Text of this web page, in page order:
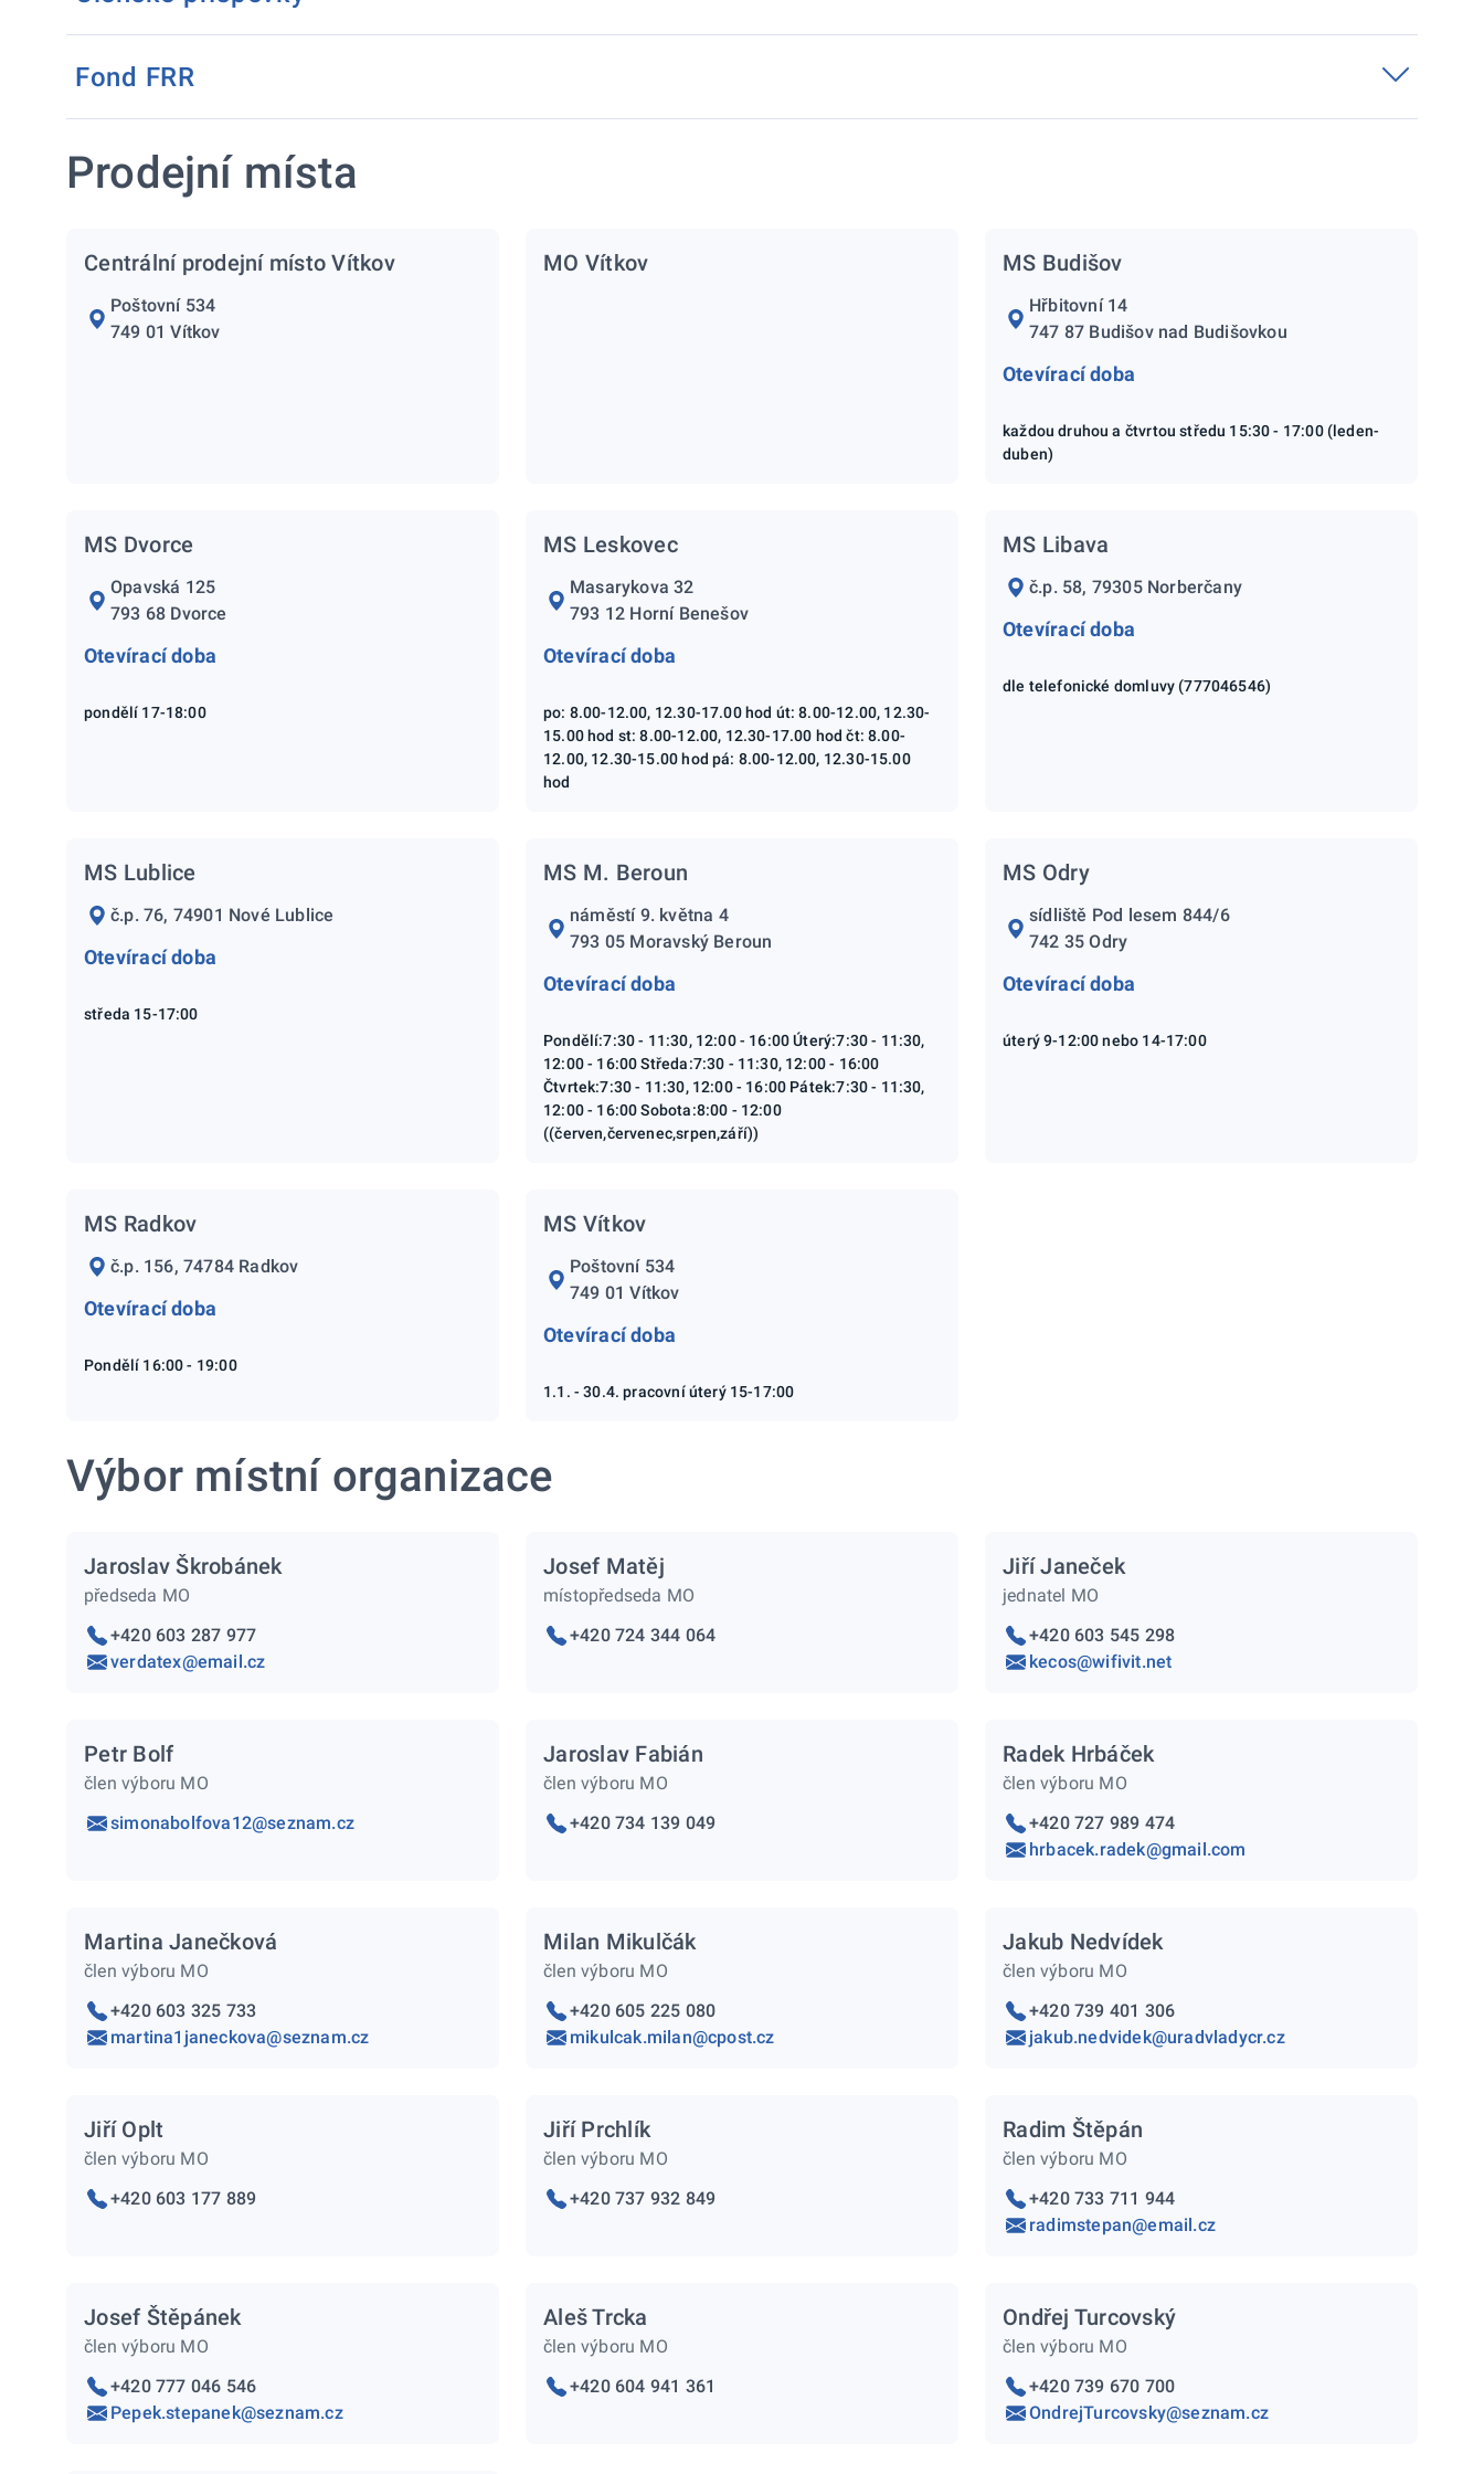
Fond FRR
Prodejní místa
Centrální prodejní místo Vítkov
Poštovní 534
749 01 Vítkov
MO Vítkov MS Budišov
Hřbitovní 14
747 87 Budišov nad Budišovkou
Otevírací doba
každou druhou a čtvrtou středu 15:30 - 17:00 (leden-
duben)
MS Dvorce
Opavská 125
793 68 Dvorce
Otevírací doba
pondělí 17-18:00
MS Leskovec
Masarykova 32
793 12 Horní Benešov
Otevírací doba
po: 8.00-12.00, 12.30-17.00 hod út: 8.00-12.00, 12.30-
15.00 hod st: 8.00-12.00, 12.30-17.00 hod čt: 8.00-
12.00, 12.30-15.00 hod pá: 8.00-12.00, 12.30-15.00
hod
MS Libava
č.p. 58, 79305 Norberčany
Otevírací doba
dle telefonické domluvy (777046546)
MS Lublice
č.p. 76, 74901 Nové Lublice
Otevírací doba
středa 15-17:00
MS M. Beroun
náměstí 9. května 4
793 05 Moravský Beroun
Otevírací doba
Pondělí:7:30 - 11:30, 12:00 - 16:00 Úterý:7:30 - 11:30,
12:00 - 16:00 Středa:7:30 - 11:30, 12:00 - 16:00
Čtvrtek:7:30 - 11:30, 12:00 - 16:00 Pátek:7:30 - 11:30,
12:00 - 16:00 Sobota:8:00 - 12:00
((červen,červenec,srpen,září))
MS Odry
sídliště Pod lesem 844/6
742 35 Odry
Otevírací doba
úterý 9-12:00 nebo 14-17:00
MS Radkov
č.p. 156, 74784 Radkov
Otevírací doba
Pondělí 16:00 - 19:00
MS Vítkov
Poštovní 534
749 01 Vítkov
Otevírací doba
1.1. - 30.4. pracovní úterý 15-17:00
Výbor místní organizace
Jaroslav Škrobánek
předseda MO
+420 603 287 977
verdatex@email.cz
Josef Matěj
místopředseda MO
+420 724 344 064
Jiří Janeček
jednatel MO
+420 603 545 298
kecos@wifivit.net
Petr Bolf
člen výboru MO
simonabolfova12@seznam.cz
Jaroslav Fabián
člen výboru MO
+420 734 139 049
Radek Hrbáček
člen výboru MO
+420 727 989 474
hrbacek.radek@gmail.com
Martina Janečková
člen výboru MO
+420 603 325 733
martina1janeckova@seznam.cz
Milan Mikulčák
člen výboru MO
+420 605 225 080
mikulcak.milan@cpost.cz
Jakub Nedvídek
člen výboru MO
+420 739 401 306
jakub.nedvidek@uradvladycr.cz
Jiří Oplt
člen výboru MO
+420 603 177 889
Jiří Prchlík
člen výboru MO
+420 737 932 849
Radim Štěpán
člen výboru MO
+420 733 711 944
radimstepan@email.cz
Josef Štěpánek
člen výboru MO
+420 777 046 546
Pepek.stepanek@seznam.cz
Aleš Trcka
člen výboru MO
+420 604 941 361
Ondřej Turcovský
člen výboru MO
+420 739 670 700
OndrejTurcovsky@seznam.cz